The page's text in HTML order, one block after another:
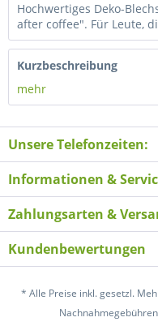
Hochwertiges Deko-
after coffee". Für Leute,
Kurzbeschreibung
mehr
Unsere Telefonzeiten:
Informationen &
Zahlungsarten &
Kundenbewertungen
* Alle Preise inkl. gesetzl.